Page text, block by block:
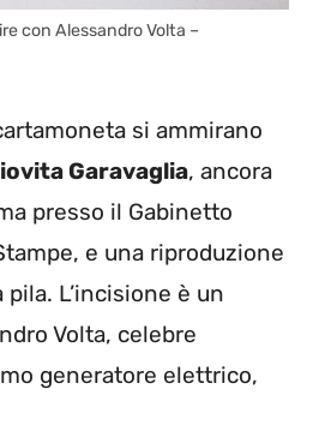
con Alessandro Volta –
si ammirano
Garavaglia, ancora
presso il Gabinetto
e una riproduzione
L’incisione è un
Volta, celebre
generatore elettrico,